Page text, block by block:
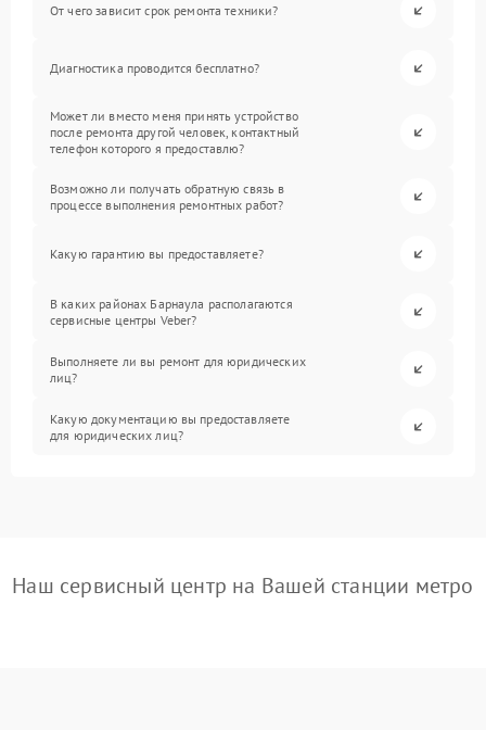
От чего зависит срок ремонта техники?
Диагностика проводится бесплатно?
Может ли вместо меня принять устройство
после ремонта другой человек, контактный
телефон которого я предоставлю?
Возможно ли получать обратную связь в
процессе выполнения ремонтных работ?
Какую гарантию вы предоставляете?
В каких районах Барнаула располагаются
сервисные центры Veber?
Выполняете ли вы ремонт для юридических
лиц?
Какую документацию вы предоставляете
для юридических лиц?
Наш сервисный центр на Вашей станции метро